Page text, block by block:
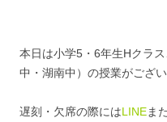
本日は小学5・6年生Hクラ
中・湖南中）の授業がござい
遅刻・欠席の際にはLINEま